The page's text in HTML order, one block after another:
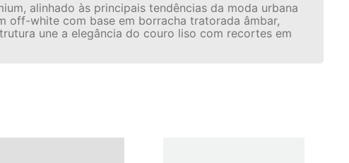
alinhado às principais tendências da moda urbana
off-white com base em borracha tratorada âmbar,
une a elegância do couro liso com recortes em